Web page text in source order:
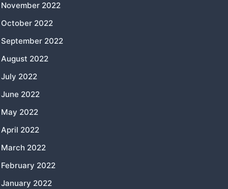
November 2022
October 2022
September 2022
August 2022
July 2022
June 2022
May 2022
April 2022
March 2022
February 2022
January 2022